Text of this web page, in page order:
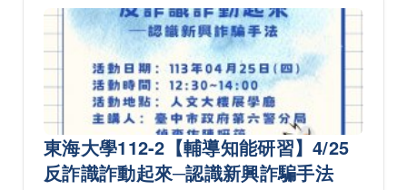
東海大學112-2【輔導知能研習】4/25
反詐識詐動起來─認識新興詐騙手法